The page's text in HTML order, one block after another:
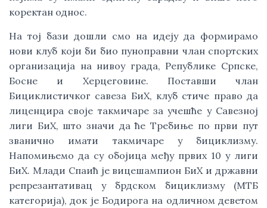
коректан однос.
На тој бази дошли смо на идеју да формирамо
нови клуб који би био пуноправни члан спортских
организација на нивоу града, Републике Српске,
Босне и Херцеговине. Поставши члан
Бициклистичког савеза БиХ, клуб стиче право да
лиценцира своје такмичаре за учешће у Савезној
лиги БиХ, што значи да ће Требиње по први пут
званично имати такмичаре у бициклизму.
Напомињемо да су обојица међу првих 10 у лиги
БиХ. Млади Спаић је вицешампион БиХ и државни
репрезантативац у брдском бициклизму (МТБ
категорија), док је Бодирога на одличном деветом